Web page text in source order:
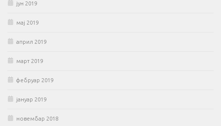
јун 2019
мај 2019
април 2019
март 2019
фебруар 2019
јануар 2019
новембар 2018